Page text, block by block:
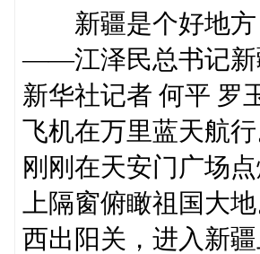
新疆是个好地方
——江泽民总书记新
新华社记者 何平 罗
飞机在万里蓝天航
刚刚在天安门广场
上隔窗俯瞰祖国大地
西出阳关，进入新